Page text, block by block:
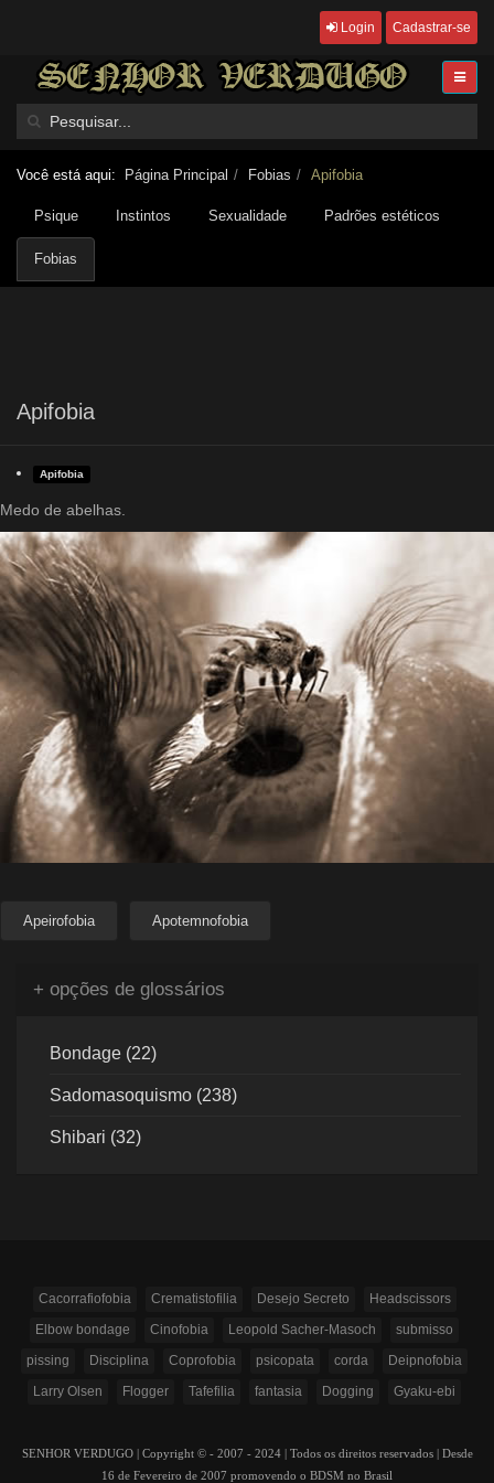
Login Cadastrar-se
Você está aqui: Página Principal Fobias Apifobia
Psique Instintos Sexualidade Padrões estéticos
Fobias
Apifobia
Apifobia
Medo de abelhas.
Apeirofobia Apotemnofobia
+ opções de glossários
Bondage (22)
Sadomasoquismo (238)
Shibari (32)
Cacorrafiofobia Crematistofilia Desejo Secreto
Headscissors
Elbow bondage
Cinofobia Leopold Sacher-Masoch
submisso
pissing
Disciplina Coprofobia psicopata corda
Deipnofobia
Larry Olsen
Flogger Tafefilia fantasia Dogging Gyaku-ebi
SENHOR VERDUGO | Copyright © - 2007 - 2024 | Todos os direitos reservados | Desde
16 de Fevereiro de 2007 promovendo o BDSM no Brasil